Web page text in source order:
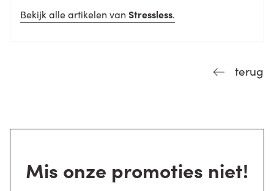
Bekijk alle artikelen van Stressless.
terug
Mis onze promoties niet!